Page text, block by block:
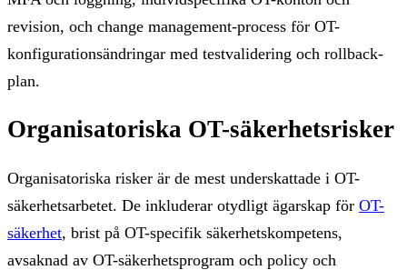
revision, och change management-process för OT-
konfigurationsändringar med testvalidering och rollback-
plan.
Organisatoriska OT-säkerhetsrisker
Organisatoriska risker är de mest underskattade i OT-
säkerhetsarbetet. De inkluderar otydligt ägarskap för OT-
säkerhet, brist på OT-specifik säkerhetskompetens,
avsaknad av OT-säkerhetsprogram och policy och